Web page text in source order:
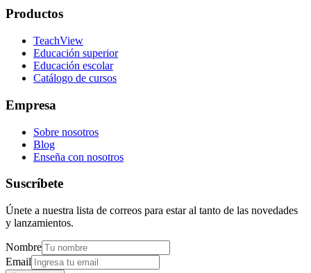
Productos
TeachView
Educación superior
Educación escolar
Catálogo de cursos
Empresa
Sobre nosotros
Blog
Enseña con nosotros
Suscríbete
Únete a nuestra lista de correos para estar al tanto de las novedades
y lanzamientos.
Nombre
Email